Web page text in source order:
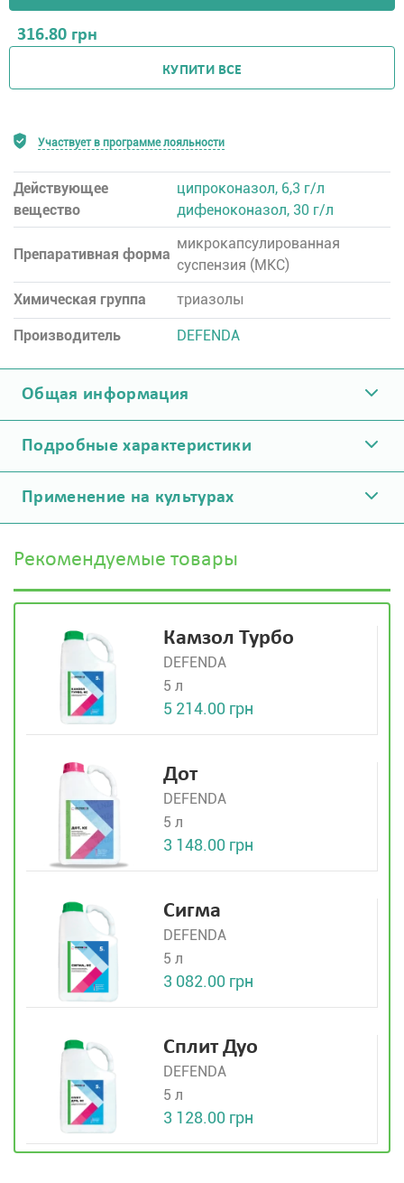
316.80 грн
КУПИТИ ВСЕ
Участвует в программе лояльности
Действующее
вещество
ципроконазол, 6,3 г/л
дифеноконазол, 30 г/л
Препаративная форма
микрокапсулированная
суспензия (МКС)
Химическая группа
триазолы
Производитель DEFENDA
Общая информация
Подробные характеристики
Применение на культурах
Рекомендуемые товары
Камзол Турбо
DEFENDA
5 л
5 214.00 грн
Дот
DEFENDA
5 л
3 148.00 грн
Сигма
DEFENDA
5 л
3 082.00 грн
Сплит Дуо
DEFENDA
5 л
3 128.00 грн